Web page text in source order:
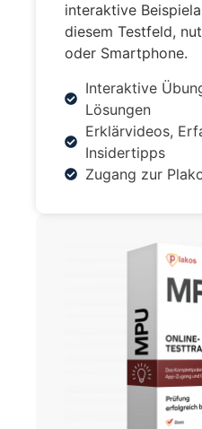
interaktive
diesem Testfeld,
oder Smartphone.
Interaktive
Lösungen
Erklärvideos,
Insidertipps
Zugang zur